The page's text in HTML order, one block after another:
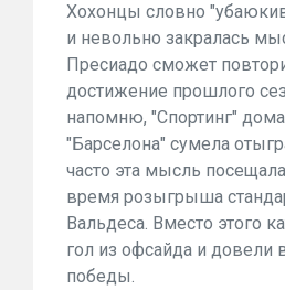
Хохонцы словно
и невольно закралась
Пресиадо сможет
достижение прошлого
напомню, "Спортинг"
"Барселона" сумела
часто эта мысль
время розыгрыша
Вальдеса. Вместо этого
гол из офсайда и довели
победы.